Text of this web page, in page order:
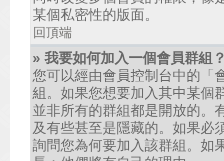
某個私密性的版面。
回頂端
» 我要如何加入一個會員群組
您可以經由會員控制台中的「
組。如果您想要加入其中某個
並非所有的群組都是開放的。
及有些甚至是隱藏的。如果必
詢問您為何要加入該群組。如